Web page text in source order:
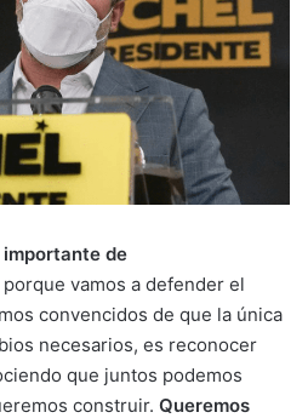
importante de
vamos a defender el
convencidos de que la única
necesarios, es reconocer
que juntos podemos
construir. Queremos